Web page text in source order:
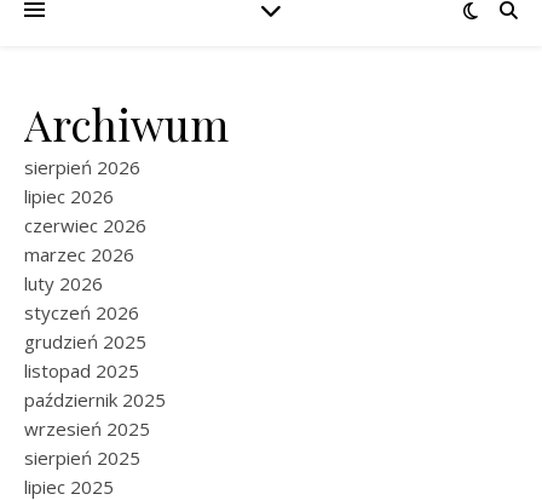
Archiwum
sierpień 2026
lipiec 2026
czerwiec 2026
marzec 2026
luty 2026
styczeń 2026
grudzień 2025
listopad 2025
październik 2025
wrzesień 2025
sierpień 2025
lipiec 2025